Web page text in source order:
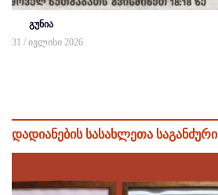
გუნია
31 / ივლისი 2026
დადიანების სასახლეთა საგანძური